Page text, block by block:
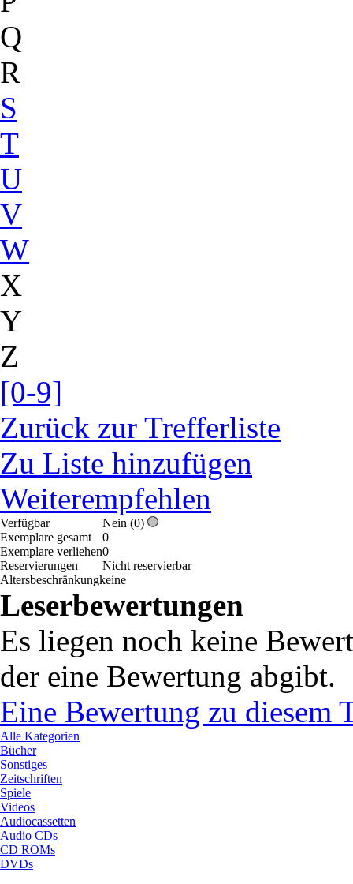
Q
R
S
T
U
V
W
X
Y
Z
[0-9]
Zurück zur Trefferliste
Zu Liste hinzufügen
Weiterempfehlen
Verfügbar
Nein (0)
Exemplare gesamt
0
Exemplare verliehen0
Reservierungen
Nicht reservierbar
Altersbeschränkungkeine
Leserbewertungen
Es liegen noch keine
der eine Bewertung abgibt.
Eine Bewertung zu diesem
Alle Kategorien
Bücher
Sonstiges
Zeitschriften
Spiele
Videos
Audiocassetten
Audio CDs
CD ROMs
DVDs